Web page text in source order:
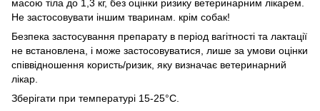
масою тіла до 1,3 кг, без оцінки ризику ветеринарним лікарем.
Не застосовувати іншим тваринам. крім собак!
Безпека застосування препарату в період вагітності та лактації
не встановлена, і може застосовуватися, лише за умови оцінки
співвідношення користь/ризик, яку визначає ветеринарний
лікар.
Зберігати при температурі 15-25°С.